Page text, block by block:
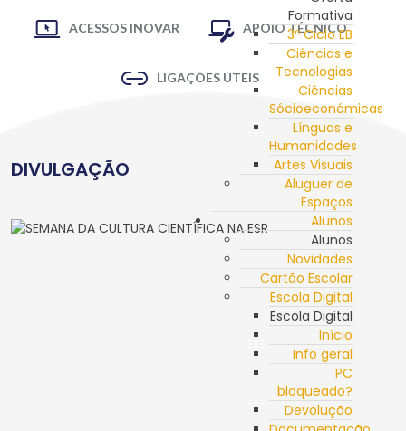
Formativa
3º Ciclo EB
Ciências e
Tecnologias
Ciências
Sócioeconómicas
Línguas e
Humanidades
Artes Visuais
Aluguer de
Espaços
Alunos
Alunos
Novidades
Cartão Escolar
Escola Digital
Escola Digital
Início
Info geral
PC
bloqueado?
Devolução
ACESSOS INOVAR APOIO TÉCNICO
LIGAÇÕES ÚTEIS
DIVULGAÇÃO